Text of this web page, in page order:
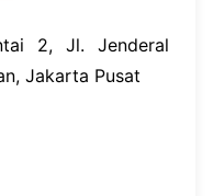
2, Jl. Jenderal
Jakarta Pusat